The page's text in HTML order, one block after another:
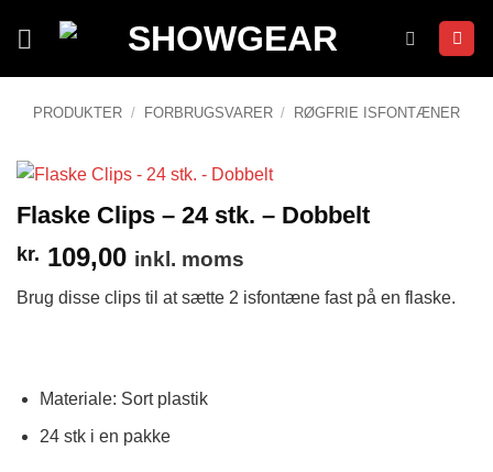
PRODUKTER / FORBRUGSVARER / RØGFRIE ISFONTÆNER
Flaske Clips – 24 stk. – Dobbelt
kr. 109,00 inkl. moms
Brug disse clips til at sætte 2 isfontæne fast på en flaske.
Materiale: Sort plastik
24 stk i en pakke